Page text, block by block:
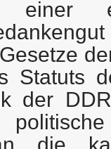
einer
Statuts
der
die